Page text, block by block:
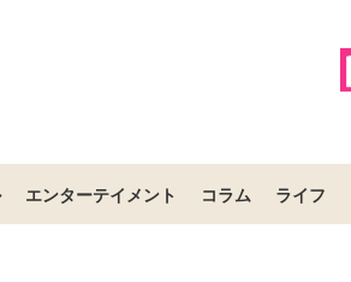
エンターテイメント コラム ライフ